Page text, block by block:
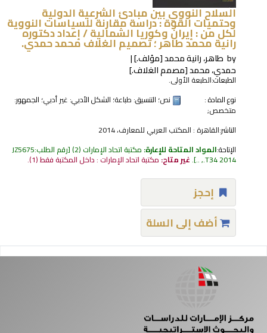
السلاح النووي بين مبادئ الشرعية الدولية
وحتميات القوة : دراسة مقارنة للسياسات النووية
لكل من : إيران وكوريا الشمالية /إعداد دكتوره
رانية محمد طاهر ؛ تصميم الغلاف محمد حمدي.
by طاهر، رانية محمد[مؤلف.]
حمدي، محمد[مصمم الغلاف.]
الطبعات:الطبعة الأولى.
نوع المادة :
نص؛ التنسيق: طباعة؛ الشكل الأدبي: غير أدبي؛ الجمهور:
متخصص;
الناشر:القاهرة : المكتب العربي للمعارف، 2014
الإتاحة:المواد المتاحة للإعارة: مكتبة اتحاد الإمارات (2) رقم الطلب:JZ5675
.T34 2014, ..
.غير متاح:مكتبة اتحاد الإمارات : داخل المكتبة فقط(1).
إحجز
أضف إلى السلة